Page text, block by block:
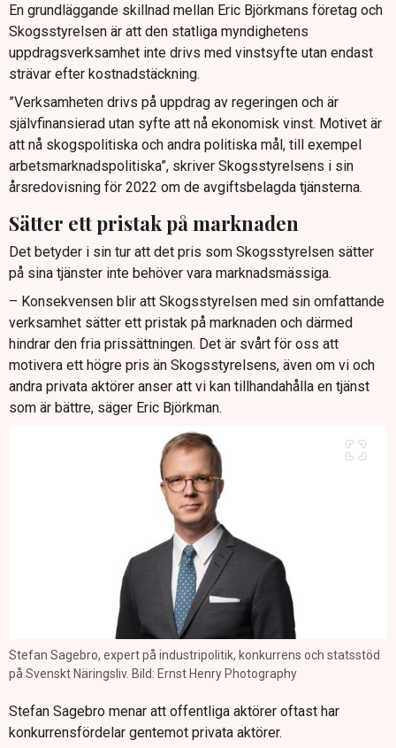
En grundläggande skillnad mellan Eric Björkmans företag och
Skogsstyrelsen är att den statliga myndighetens
uppdragsverksamhet inte drivs med vinstsyfte utan endast
strävar efter kostnadstäckning.
”Verksamheten drivs på uppdrag av regeringen och är
självfinansierad utan syfte att nå ekonomisk vinst. Motivet är
att nå skogspolitiska och andra politiska mål, till exempel
arbetsmarknadspolitiska”, skriver Skogsstyrelsens i sin
årsredovisning för 2022 om de avgiftsbelagda tjänsterna.
Sätter ett pristak på marknaden
Det betyder i sin tur att det pris som Skogsstyrelsen sätter
på sina tjänster inte behöver vara marknadsmässiga.
– Konsekvensen blir att Skogsstyrelsen med sin omfattande
verksamhet sätter ett pristak på marknaden och därmed
hindrar den fria prissättningen. Det är svårt för oss att
motivera ett högre pris än Skogsstyrelsens, även om vi och
andra privata aktörer anser att vi kan tillhandahålla en tjänst
som är bättre, säger Eric Björkman.
Stefan Sagebro, expert på industripolitik, konkurrens och statsstöd
på Svenskt Näringsliv. Bild: Ernst Henry Photography
Stefan Sagebro menar att offentliga aktörer oftast har
konkurrensfördelar gentemot privata aktörer.